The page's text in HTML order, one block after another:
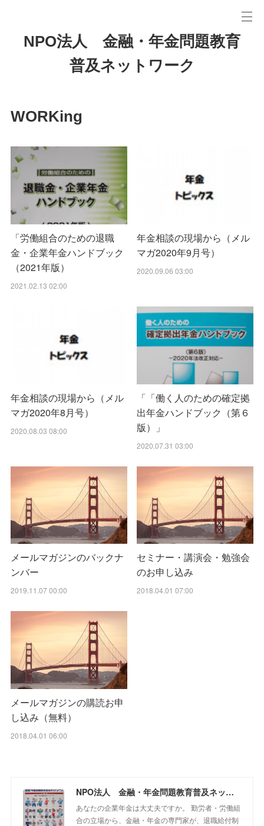
NPO法人 金融・年金問題教育
普及ネットワーク
WORKing
「労働組合のための退職
金・企業年金ハンドブック
（2021年版）
2021.02.13 02:00
年金相談の現場から（メル
マガ2020年9月号）
2020.09.06 03:00
年金相談の現場から（メル
マガ2020年8月号）
2020.08.03 08:00
「「働く人のための確定拠
出年金ハンドブック（第６
版）」
2020.07.31 03:00
メールマガジンのバックナ
ンバー
2019.11.07 00:00
セミナー・講演会・勉強会
のお申し込み
2018.04.01 07:00
メールマガジンの購読お申
し込み（無料）
2018.04.01 06:00
NPO法人 金融・年金問題教育普及ネットワーク
あなたの企業年金は大丈夫ですか。 勤労者・労働組
合の立場から、金融・年金の専門家が、退職給付制